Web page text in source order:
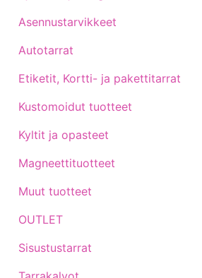
Asennustarvikkeet
Autotarrat
Etiketit, Kortti- ja pakettitarrat
Kustomoidut tuotteet
Kyltit ja opasteet
Magneettituotteet
Muut tuotteet
OUTLET
Sisustustarrat